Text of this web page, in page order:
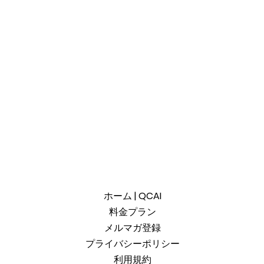
ホーム | QCAI
料金プラン
メルマガ登録
プライバシーポリシー
利用規約